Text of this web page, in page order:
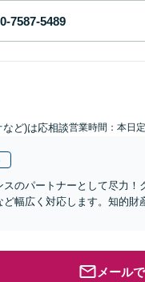
ど)は応相談営業時間：本日
のパートナーとして尽力
幅広く対応します。知的財
メール